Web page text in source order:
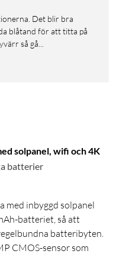
blåtand för att titta på
så gå...
solpanel, wifi och 4K
batterier
med inbyggd solpanel
batteriet, så att
batteribyten.
CMOS-sensor som